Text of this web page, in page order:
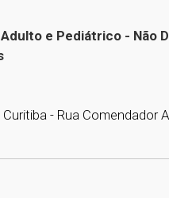
e Pediátrico - Não
- Rua Comendador
1